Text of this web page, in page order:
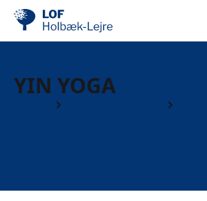
YIN YOGA